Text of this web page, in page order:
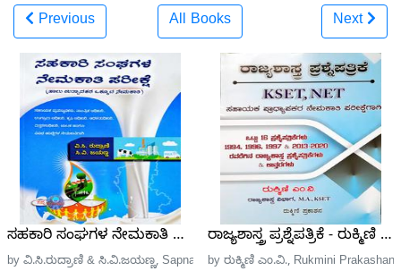
Previous All Books Next
ಸಹಕಾರಿ ಸಂಘಗಳ ನೇಮಕಾತಿ ಪರೀಕ್ಷೆ - Sapna
by ವಿ.ಸಿ.ರುದ್ರಾಣಿ & ಸಿ.ವಿ.ಜಯಣ್ಣ, Sapna Book House
ರಾಜ್ಯಶಾಸ್ತ್ರ ಪ್ರಶ್ನೆಪತ್ರಿಕೆ - ರುಕ್ಮಿಣಿ
by ರುಕ್ಮಿಣಿ ಎಂ.ವಿ., Rukmini